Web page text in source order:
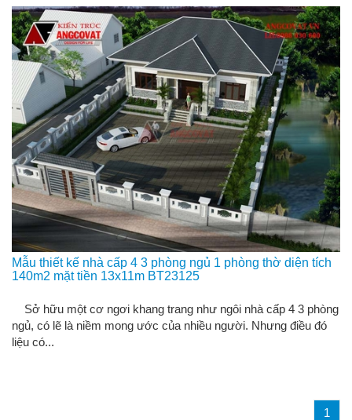
Mẫu thiết kế nhà cấp 4 3 phòng ngủ 1 phòng thờ diện tích
140m2 mặt tiền 13x11m BT23125
Sở hữu một cơ ngơi khang trang như ngôi nhà cấp 4 3 phòng
ngủ, có lẽ là niềm mong ước của nhiều người. Nhưng điều đó
liệu có...
1